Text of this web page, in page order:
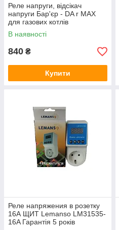
Реле напруги, відсікач
напруги Бар'єр - DA r MAX
для газових котлів
В наявності
840 ₴
Купити
Реле напряжения в розетку
16А ЩИТ Lemanso LM31535-
16A Гарантія 5 років